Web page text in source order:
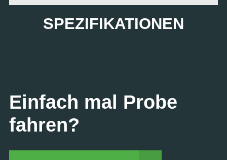
SPEZIFIKATIONEN
Einfach mal Probe
fahren?